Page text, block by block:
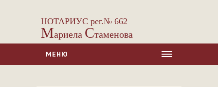
НОТАРИУС рег.№ 662
Мариела Стаменова
МЕНЮ